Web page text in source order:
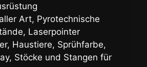
Art, Pyrotechnische
Laserpointer
Haustiere, Sprühfarbe,
Stöcke und Stangen für